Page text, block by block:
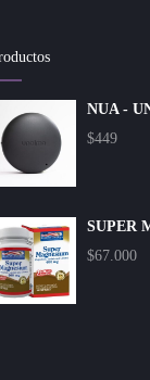
NUA -
$449
SUPER
$67.000